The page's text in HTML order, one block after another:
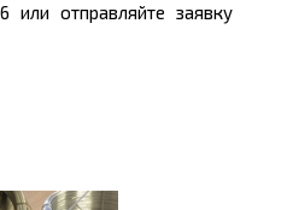
отправляйте заявку